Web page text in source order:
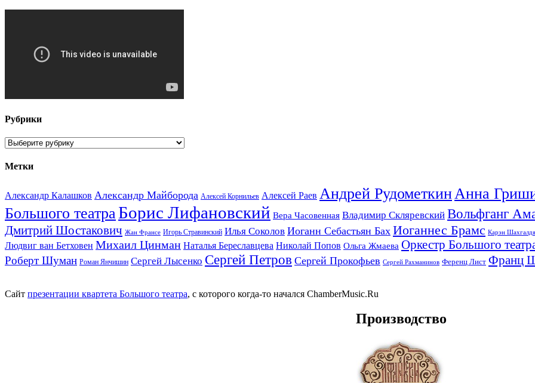
Рубрики
Рубрики
Метки
Александр Калашков Александр Майборода Алексей Корнильев Алексей Раев Андрей Рудометкин Анна
Большого театра Борис Лифановский Вера Часовенная Владимир Скляревский Вольфганг
Дмитрий Шостакович Жан Франсе Игорь Стравинский Илья Соколов Иоганн Себастьян Бах Иоганнес Брамс Карэн
Людвиг ван Бетховен Михаил Цинман Наталья Береславцева Николай Попов Ольга Жмаева Оркестр Большого
Роберт Шуман Роман Янчишин Сергей Лысенко Сергей Петров Сергей Прокофьев Сергей Рахманинов Ференц Лист Франц
Сайт презентации квартета Большого театра, с которого когда-то начался ChamberMusic.Ru
Производство